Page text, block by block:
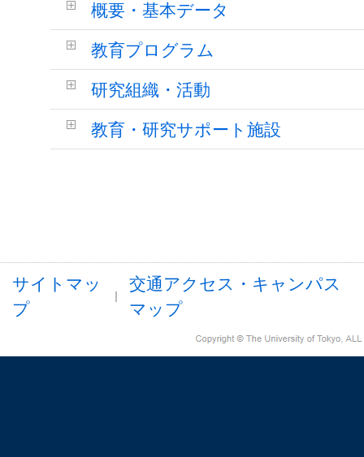
概要・基本データ
教育プログラム
研究組織・活動
教育・研究サポート施設
サイトマッ
プ
交通アクセス・キャンパス
マップ